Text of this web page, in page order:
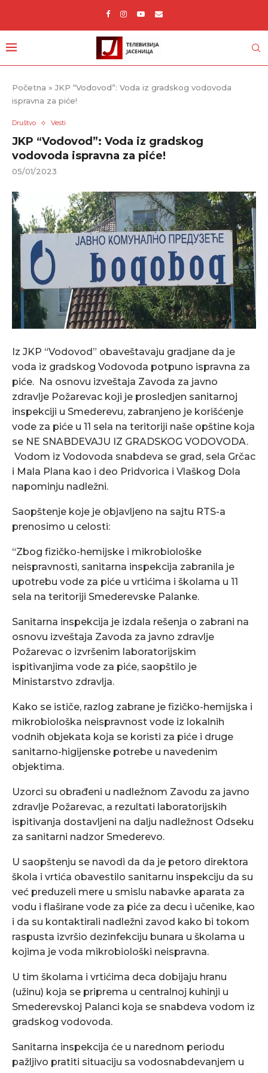
Početna » JKP “Vodovod”: Voda iz gradskog vodovoda
ispravna za piće!
Društvo Vesti
JKP “Vodovod”: Voda iz gradskog
vodovoda ispravna za piće!
05/01/2023
Iz JKP “Vodovod” obaveštavaju gradjane da je
voda iz gradskog Vodovoda potpuno ispravna za
piće. Na osnovu izveštaja Zavoda za javno
zdravlje Požarevac koji je prosledjen sanitarnoj
inspekciji u Smederevu, zabranjeno je korišćenje
vode za piće u 11 sela na teritoriji naše opštine koja
se NE SNABDEVAJU IZ GRADSKOG VODOVODA.
Vodom iz Vodovoda snabdeva se grad, sela Grčac
i Mala Plana kao i deo Pridvorica i Vlaškog Dola
napominju nadležni.
Saopštenje koje je objavljeno na sajtu RTS-a
prenosimo u celosti:
“Zbog fizičko-hemijske i mikrobiološke
neispravnosti, sanitarna inspekcija zabranila je
upotrebu vode za piće u vrtićima i školama u 11
sela na teritoriji Smederevske Palanke.
Sanitarna inspekcija je izdala rešenja o zabrani na
osnovu izveštaja Zavoda za javno zdravlje
Požarevac o izvršenim laboratorijskim
ispitivanjima vode za piće, saopštilo je
Ministarstvo zdravlja.
Kako se ističe, razlog zabrane je fizičko-hemijska i
mikrobiološka neispravnost vode iz lokalnih
vodnih objekata koja se koristi za piće i druge
sanitarno-higijenske potrebe u navedenim
objektima.
Uzorci su obrađeni u nadležnom Zavodu za javno
zdravlje Požarevac, a rezultati laboratorijskih
ispitivanja dostavljeni na dalju nadležnost Odseku
za sanitarni nadzor Smederevo.
U saopštenju se navodi da da je petoro direktora
škola i vrtića obavestilo sanitarnu inspekciju da su
već preduzeli mere u smislu nabavke aparata za
vodu i flaširane vode za piće za decu i učenike, kao
i da su kontaktirali nadležni zavod kako bi tokom
raspusta izvršio dezinfekciju bunara u školama u
kojima je voda mikrobiološki neispravna.
U tim školama i vrtićima deca dobijaju hranu
(užinu) koja se priprema u centralnoj kuhinji u
Smederevskoj Palanci koja se snabdeva vodom iz
gradskog vodovoda.
Sanitarna inspekcija će u narednom periodu
pažljivo pratiti situaciju sa vodosnabdevanjem u